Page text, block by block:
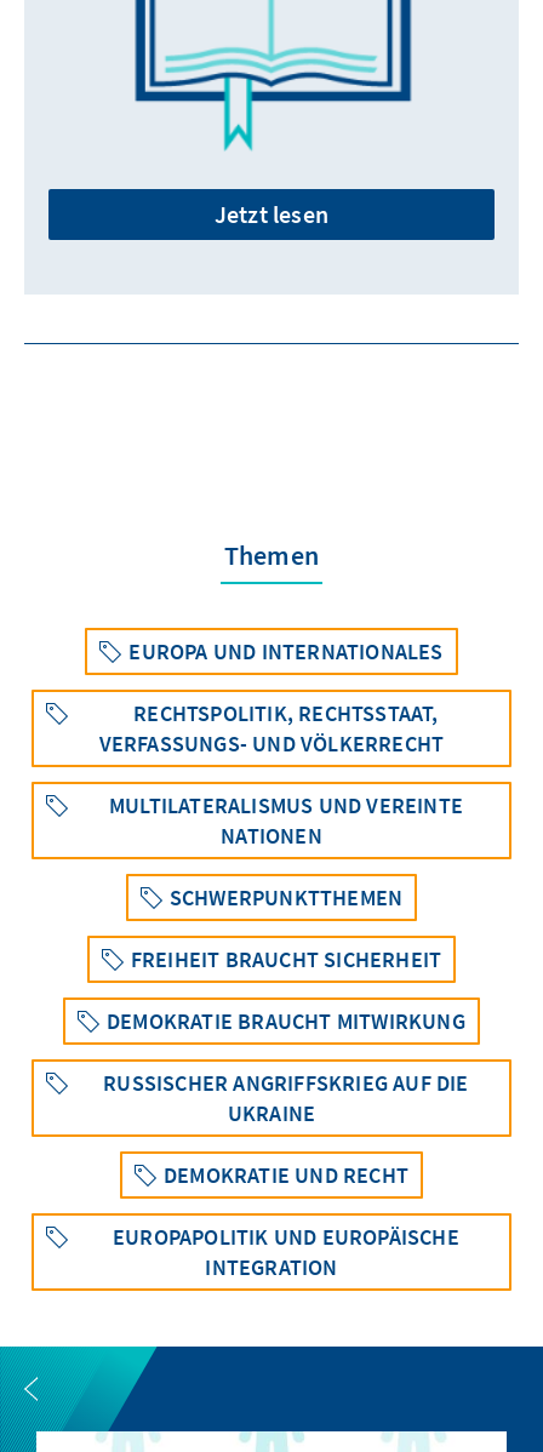
Jetzt lesen
Themen
EUROPA UND INTERNATIONALES
RECHTSPOLITIK, RECHTSSTAAT,
VERFASSUNGS- UND VÖLKERRECHT
MULTILATERALISMUS UND VEREINTE
NATIONEN
SCHWERPUNKTTHEMEN
FREIHEIT BRAUCHT SICHERHEIT
DEMOKRATIE BRAUCHT MITWIRKUNG
RUSSISCHER ANGRIFFSKRIEG AUF DIE
UKRAINE
DEMOKRATIE UND RECHT
EUROPAPOLITIK UND EUROPÄISCHE
INTEGRATION